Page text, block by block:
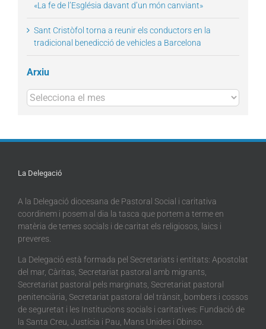
«La fe de l’Església davant d’un món canviant»
Sant Cristòfol torna a reunir els conductors en la
tradicional benedicció de vehicles a Barcelona
Arxiu
Arxius
La Delegació
A la Delegació diocesana de Pastoral Social i caritativa
coordinem i posem al dia la tasca que portem a terme en
matèria de temes socials i de caritat els religiosos, laics i
preveres.
La Delegació està formada pel Secretariats i entitats: Apostolat
del mar, Càritas, Secretariat pastoral amb migrants,
Secretariat pastoral pels marginats, Secretariat pastoral
penitenciària, Secretariat pastoral del trànsit, bombers i cossos
de seguretat i les Institucions socials i caritatives: Fundació de
la Santa Creu, Justícia i Pau, Mans Unides i Obinso.